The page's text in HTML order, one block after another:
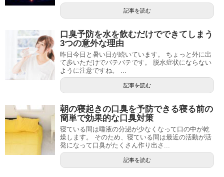
記事を読む
口臭予防を水を飲むだけでできてしまう
3つの意外な理由
昨日今日と暑い日が続いています。 ちょっと外に出
て歩いただけでバテバテです。 脱水症状にならない
ように注意ですね。 ...
記事を読む
朝の寝起きの口臭を予防できる寝る前の
簡単で効果的な口臭対策
寝ている間は唾液の分泌が少なくなって口の中が乾
燥します。 そのため、寝ている間は最近の活動が活
発になって口臭がたくさん作り出さ...
記事を読む